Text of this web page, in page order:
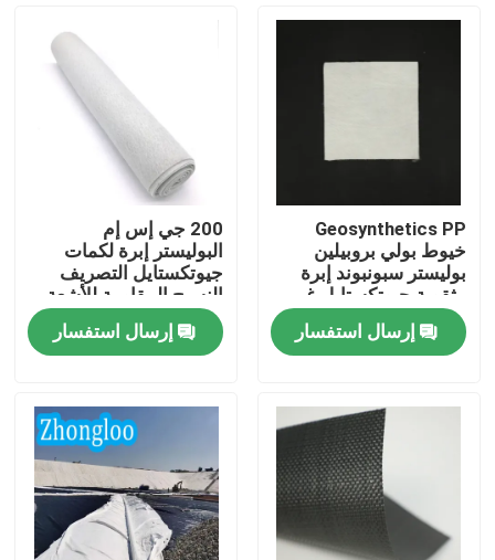
أشرطة فيديو
جولة في المعمل
ضبط الجودة
اتصل بنا
طلب اقتباس
جيوتكستايل جيوجريد
Geosynthetics PP
خيوط بولي بروبيلين
بوليستر سبونبوند إبرة
مثقوبة جيوتكستايل غير
منسوج لمشاريع دفن
النفايات على الطرق
إرسال استفسار
200 جي إس إم
البوليستر إبرة لكمات
جيوتكستايل التصريف
النسيج المقاومة للأشعة
فوق البنفسجية
إرسال استفسار